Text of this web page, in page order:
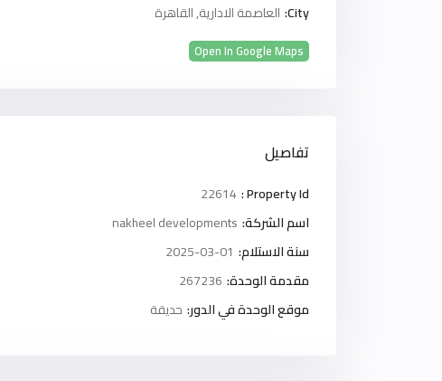
City: العاصمة الادارية,القاهرة
Open In Google Maps
تفاصيل
Property Id :
22614
اسم الشركة: nakheel developments
سنة الاستلام: 2025-03-01
مقدمة الوحدة: 267236
موقع الوحدة في الدور: حديقة